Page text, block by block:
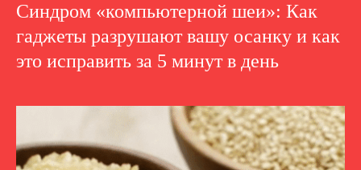
Синдром «компьютерной шеи»: Как
гаджеты разрушают вашу осанку и как
это исправить за 5 минут в день